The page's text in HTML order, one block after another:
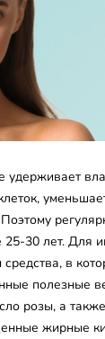
удерживает
30 лет. Для
в
полезные
розы, а
жирные